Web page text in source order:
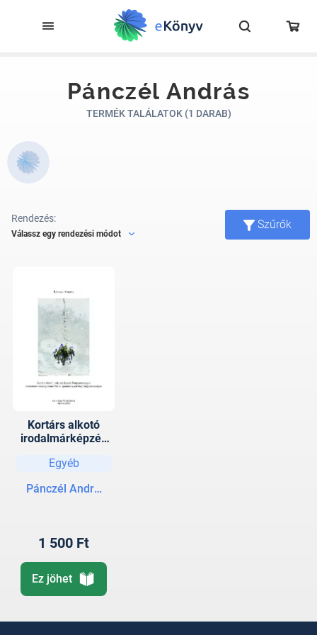
Pánczél András
TERMÉK TALÁLATOK (1 DARAB)
Rendezés:
Válassz egy rendezési módot
Szűrők
Kortárs alkotó
irodalmárképzés
Egyéb
Pánczél András
1 500 Ft
Ez jöhet